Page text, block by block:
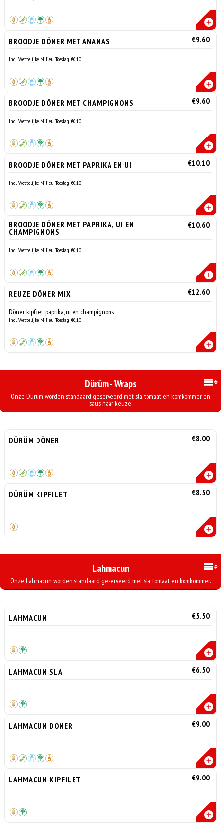
BROODJE DÖNER MET ANANAS €9.60
Incl. Wettelijke Milieu Toeslag €0,10
BROODJE DÖNER MET CHAMPIGNONS €9.60
Incl. Wettelijke Milieu Toeslag €0,10
BROODJE DÖNER MET PAPRIKA EN UI €10.10
Incl. Wettelijke Milieu Toeslag €0,10
BROODJE DÖNER MET PAPRIKA, UI EN
CHAMPIGNONS
€10.60
Incl. Wettelijke Milieu Toeslag €0,10
REUZE DÖNER MIX €12.60
Döner, kipfilet, paprika, ui en champignons
Incl. Wettelijke Milieu Toeslag €0,10
Dürüm - Wraps
Onze Dürüm worden standaard geserveerd met sla, tomaat en komkommer en
saus naar keuze.
DÜRÜM DÖNER €8.00
DÜRÜM KIPFILET €8.50
Lahmacun
Onze Lahmacun worden standaard geserveerd met sla, tomaat en komkommer.
LAHMACUN €5.50
LAHMACUN SLA €6.50
LAHMACUN DONER €9.00
LAHMACUN KIPFILET €9.00